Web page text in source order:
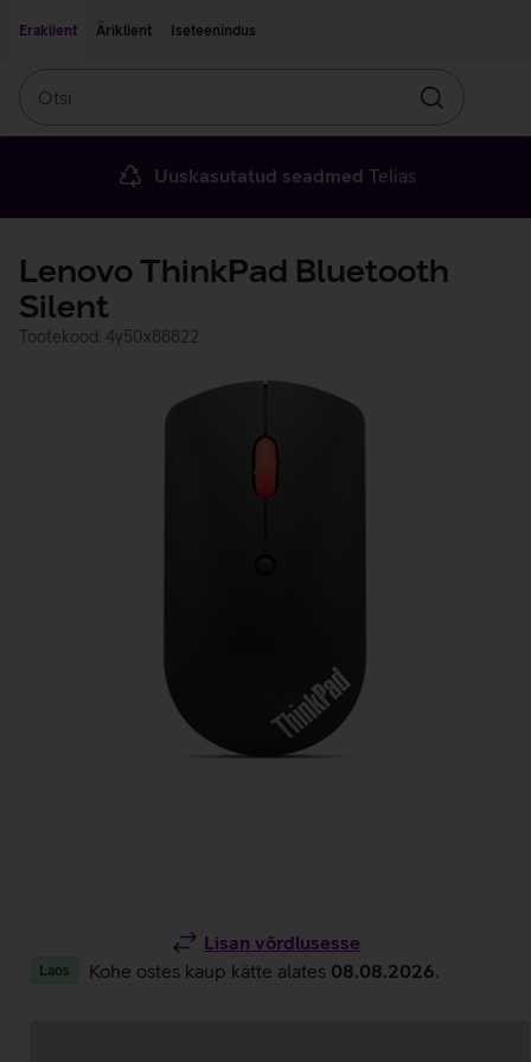
Eraklient
Äriklient Iseteenindus
Otsin
Uuskasutatud seadmed Telias
Lenovo ThinkPad Bluetooth
Silent
Tootekood: 4y50x88822
Lisan võrdlusesse
Laos Kohe ostes kaup kätte alates 08.08.2026